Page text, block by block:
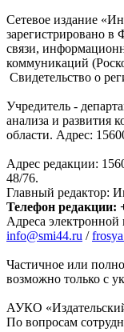
Сетевое издание
зарегистрировано в
связи,
коммуникаций
Свидетельство о
Учредитель -
анализа и развития
области. Адрес:
Адрес редакции:
48/76.
Главный редактор:
Телефон редакции:
Адреса
info@smi44.ru /
Частичное или
возможно только с
АУКО
По вопросам